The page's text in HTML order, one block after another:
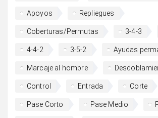
Apoyos Repliegues
Coberturas/Permutas 3-4-3
4-4-2 3-5-2 Ayudas
Marcaje al hombre
Control Entrada Corte
Pase Corto Pase Medio